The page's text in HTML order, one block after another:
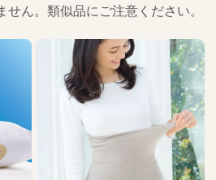
ん。類似品にご注意ください。